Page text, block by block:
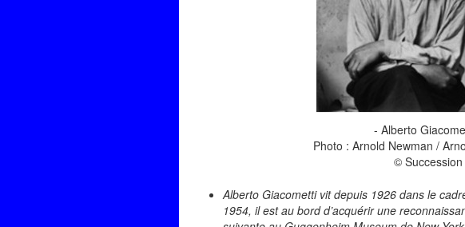
- Alberto
Photo : Arnold Newman /
©
Alberto Giacometti vit depuis 1926 dans le
1954, il est au bord d’acquérir une